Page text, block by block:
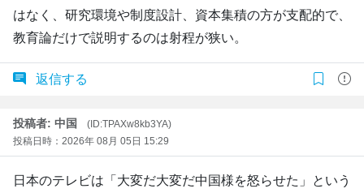
はなく、研究環境や制度設計、資本集積の方が支配的で、
教育論だけで説明するのは射程が狭い。
返信する
投稿者: 中国
(ID:TPAXw8kb3YA)
投稿日時：2026年 08月 05日 15:29
日本のテレビは「大変だ大変だ中国様を怒らせた」という